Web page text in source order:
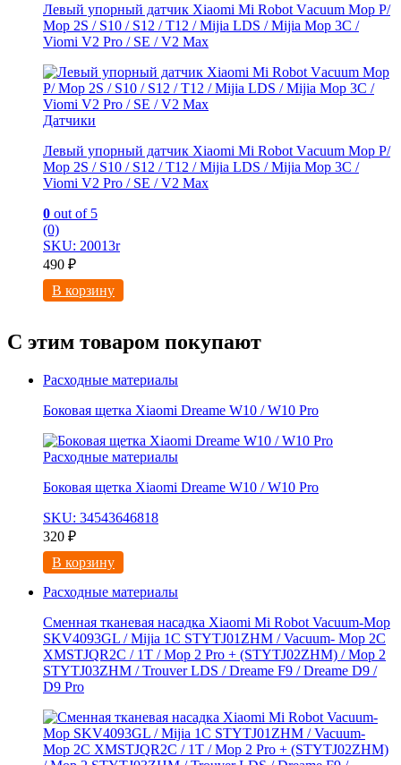
Левый упорный датчик Xiaomi Мi Rоbоt Vаcuum Мoр Р/
Мop 2S / S10 / S12 / Т12 / Мijiа LDS / Mijia Mop 3C /
Viоmi V2 Рrо / SE / V2 Мaх
Датчики
Левый упорный датчик Xiaomi Мi Rоbоt Vаcuum Мoр Р/
Мop 2S / S10 / S12 / Т12 / Мijiа LDS / Mijia Mop 3C /
Viоmi V2 Рrо / SE / V2 Мaх
0 out of 5
(0)
SKU: 20013r
490 ₽
В корзину
С этим товаром покупают
Расходные материалы
Боковая щетка Xiaomi Dreame W10 / W10 Pro
Расходные материалы
Боковая щетка Xiaomi Dreame W10 / W10 Pro
SKU: 34543646818
320 ₽
В корзину
Расходные материалы
Сменная тканевая насадка Xiaomi Mi Robot Vacuum-Mop
SKV4093GL / Mijia 1C STYTJ01ZHM / Vacuum- Mop 2C
XMSTJQR2C / 1T / Mop 2 Pro + (STYTJ02ZHM) / Mop 2
STYTJ03ZHM / Trouver LDS / Dreame F9 / Dreame D9 /
D9 Pro